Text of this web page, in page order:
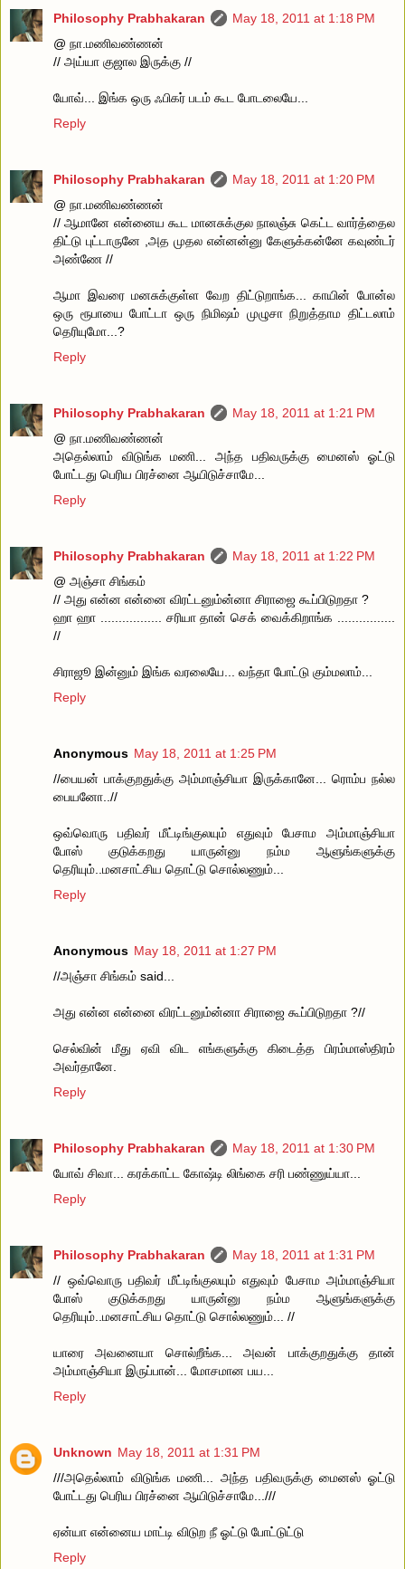
Philosophy Prabhakaran
May 18, 2011 at 1:18 PM
@ நா.மணிவண்ணன்
// அய்யா குஜால இருக்கு //
யோவ்... இங்க ஒரு ஃபிகர் படம் கூட போடலையே...
Reply
Philosophy Prabhakaran
May 18, 2011 at 1:20 PM
@ நா.மணிவண்ணன்
// ஆமானே என்னைய கூட மானசுக்குல நாலஞ்சு கெட்ட வார்த்தைல
திட்டு புட்டாருனே ,அத முதல என்னன்னு கேளுக்கன்னே கவுண்டர்
அண்ணே //
ஆமா இவரை மனசுக்குள்ள வேற திட்டுறாங்க... காயின் போன்ல
ஒரு ரூபாயை போட்டா ஒரு நிமிஷம் முழுசா நிறுத்தாம திட்டலாம்
தெரியுமோ...?
Reply
Philosophy Prabhakaran
May 18, 2011 at 1:21 PM
@ நா.மணிவண்ணன்
அதெல்லாம் விடுங்க மணி... அந்த பதிவருக்கு மைனஸ் ஓட்டு
போட்டது பெரிய பிரச்னை ஆயிடுச்சாமே...
Reply
Philosophy Prabhakaran
May 18, 2011 at 1:22 PM
@ அஞ்சா சிங்கம்
// அது என்ன என்னை விரட்டனும்ன்னா சிராஜை கூப்பிடுறதா ?
ஹா ஹா ................. சரியா தான் செக் வைக்கிறாங்க ................
//
சிராஜூ இன்னும் இங்க வரலையே... வந்தா போட்டு கும்மலாம்...
Reply
Anonymous May 18, 2011 at 1:25 PM
//பையன் பாக்குறதுக்கு அம்மாஞ்சியா இருக்கானே... ரொம்ப நல்ல
பையனோ..//
ஒவ்வொரு பதிவர் மீட்டிங்குலயும் எதுவும் பேசாம அம்மாஞ்சியா
போஸ் குடுக்கறது யாருன்னு நம்ம ஆளுங்களுக்கு
தெரியும்..மனசாட்சிய தொட்டு சொல்லணும்...
Reply
Anonymous May 18, 2011 at 1:27 PM
//அஞ்சா சிங்கம் said...
அது என்ன என்னை விரட்டனும்ன்னா சிராஜை கூப்பிடுறதா ?//
செல்வின் மீது ஏவி விட எங்களுக்கு கிடைத்த பிரம்மாஸ்திரம்
அவர்தானே.
Reply
Philosophy Prabhakaran
May 18, 2011 at 1:30 PM
யோவ் சிவா... கரக்காட்ட கோஷ்டி லிங்கை சரி பண்ணுய்யா...
Reply
Philosophy Prabhakaran
May 18, 2011 at 1:31 PM
// ஒவ்வொரு பதிவர் மீட்டிங்குலயும் எதுவும் பேசாம அம்மாஞ்சியா
போஸ் குடுக்கறது யாருன்னு நம்ம ஆளுங்களுக்கு
தெரியும்..மனசாட்சிய தொட்டு சொல்லணும்... //
யாரை அவனையா சொல்றீங்க... அவன் பாக்குறதுக்கு தான்
அம்மாஞ்சியா இருப்பான்... மோசமான பய...
Reply
Unknown May 18, 2011 at 1:31 PM
///அதெல்லாம் விடுங்க மணி... அந்த பதிவருக்கு மைனஸ் ஓட்டு
போட்டது பெரிய பிரச்னை ஆயிடுச்சாமே...///
ஏன்யா என்னைய மாட்டி விடுற நீ ஓட்டு போட்டுட்டு
Reply